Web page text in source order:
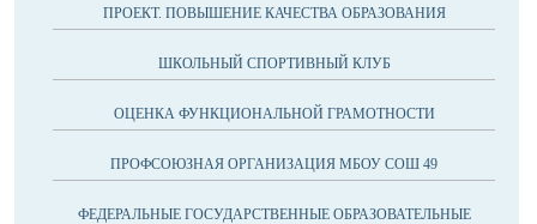
ПРОЕКТ. ПОВЫШЕНИЕ КАЧЕСТВА ОБРАЗОВАНИЯ
ШКОЛЬНЫЙ СПОРТИВНЫЙ КЛУБ
ОЦЕНКА ФУНКЦИОНАЛЬНОЙ ГРАМОТНОСТИ
ПРОФСОЮЗНАЯ ОРГАНИЗАЦИЯ МБОУ СОШ 49
ФЕДЕРАЛЬНЫЕ ГОСУДАРСТВЕННЫЕ ОБРАЗОВАТЕЛЬНЫЕ